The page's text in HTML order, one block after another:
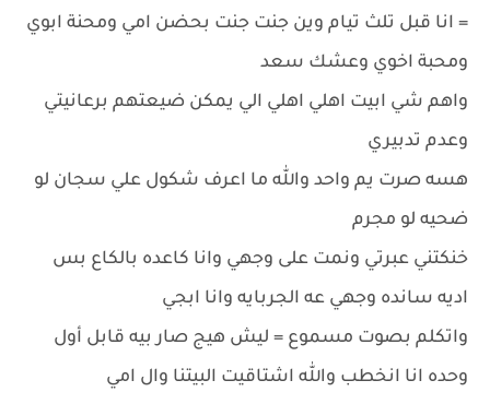
= انا قبل تلث تيام وين جنت جنت بحضن امي ومحنة ابوي
ومحبة اخوي وعشك سعد
واهم شي ابيت اهلي اهلي الي يمكن ضيعتهم برعانيتي
وعدم تدبيري
هسه صرت يم واحد والله ما اعرف شكول علي سجان لو
ضحيه لو مجرم
خنكتني عبرتي ونمت على وجهي وانا كاعده بالكاع بس
اديه سانده وجهي عه الجربايه وانا ابجي
واتكلم بصوت مسموع = ليش هيج صار بيه قابل أول
وحده انا انخطب والله اشتاقيت البيتنا وال امي